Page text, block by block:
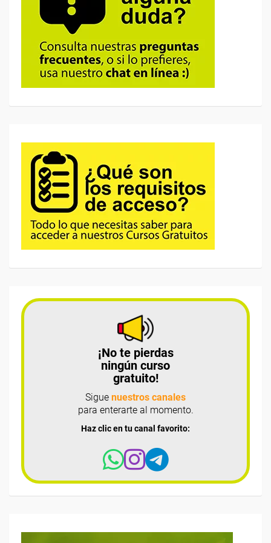
¡No te pierdas
ningún curso
gratuito!
Sigue nuestros canales
para enterarte al momento.
Haz clic en tu canal favorito: